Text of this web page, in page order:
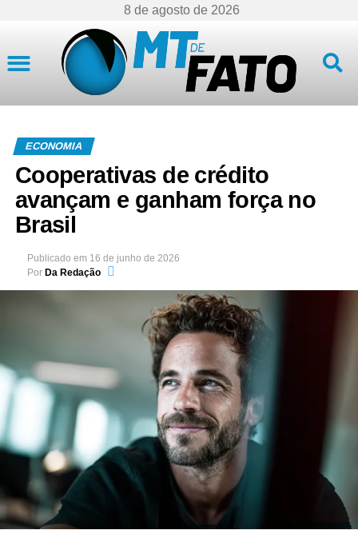
8 de agosto de 2026
ECONOMIA
Cooperativas de crédito
avançam e ganham força no
Brasil
Publicado em 16 de junho de 2026
Por Da Redação